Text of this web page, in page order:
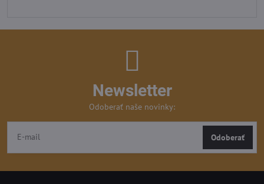
Newsletter
Odoberať naše novinky:
Odoberať